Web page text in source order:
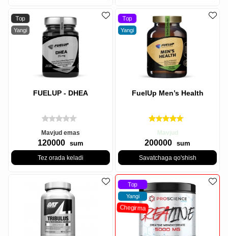
Top
Yangi
FUELUP - DHEA
Mavjud emas
120000 sum
Tez orada keladi
Top
Yangi
FuelUp Men’s Health
Mavjud
200000 sum
Savatchaga qo'shish
Top
Yangi
Chegirma